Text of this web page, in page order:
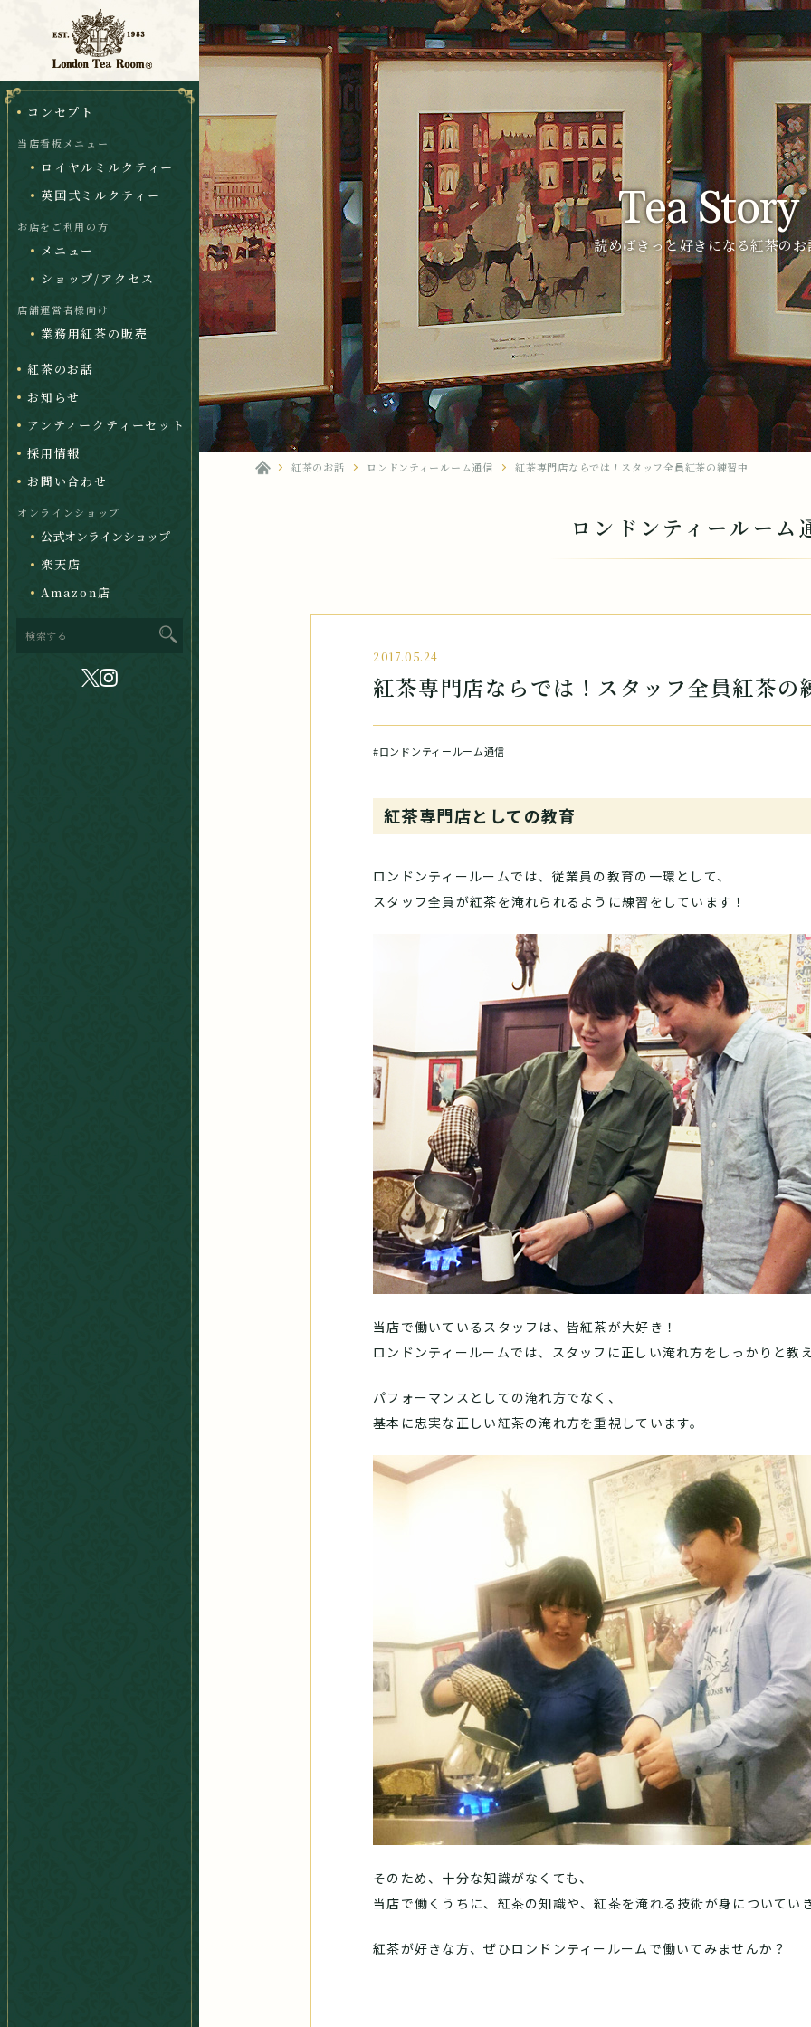
コンセプト
当店看板メニュー
ロイヤルミルクティー
英国式ミルクティー
お店をご利用の方
メニュー
ショップ/アクセス
店舗運営者様向け
業務用紅茶の販売
紅茶のお話
お知らせ
アンティークティーセット
採用情報
お問い合わせ
オンラインショップ
公式オンラインショップ
楽天店
Amazon店
Tea Story
読めばきっと好きになる紅茶のお
紅茶のお話 ロンドンティールーム通信 紅茶専門店ならでは！スタッフ全員紅茶の練習中
ロンドンティールーム
2017.05.24
紅茶専門店ならでは！スタッフ全員紅茶の
#ロンドンティールーム通信
紅茶専門店としての教育
ロンドンティールームでは、従業員の教育の一環として、
スタッフ全員が紅茶を淹れられるように練習をしています！
当店で働いているスタッフは、皆紅茶が大好き！
ロンドンティールームでは、スタッフに正しい淹れ方をしっかりと教
パフォーマンスとしての淹れ方でなく、
基本に忠実な正しい紅茶の淹れ方を重視しています。
そのため、十分な知識がなくても、
当店で働くうちに、紅茶の知識や、紅茶を淹れる技術が身についてい
紅茶が好きな方、ぜひロンドンティールームで働いてみませんか？